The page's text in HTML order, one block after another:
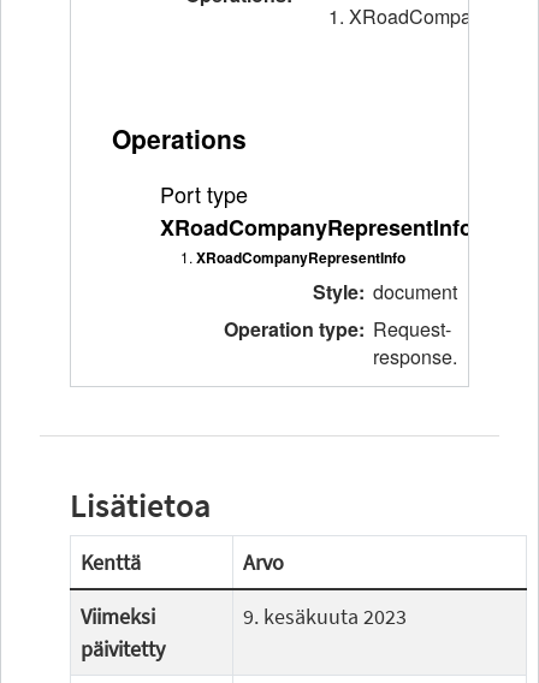
Lisätietoa
Kenttä
Arvo
Viimeksi
päivitetty
9. kesäkuuta 2023